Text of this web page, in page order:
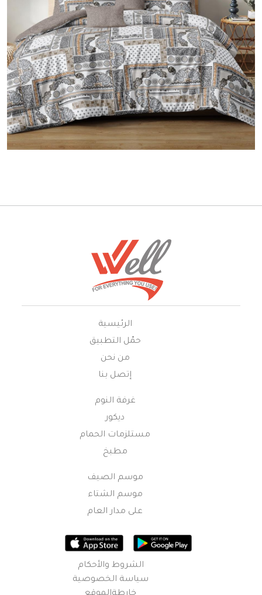
الرئيسية
حمّل التطبيق
من نحن
إتصل بنا
غرفة النوم
ديكور
مستلزمات الحمام
مطبخ
موسم الصيف
موسم الشتاء
على مدار العام
الشروط والأحكام
سياسة الخصوصية